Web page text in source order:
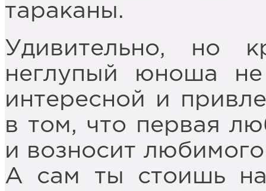
тараканы.
Удивительно, но
неглупый юноша
интересной и
в том, что первая
и возносит
А сам ты стоишь на